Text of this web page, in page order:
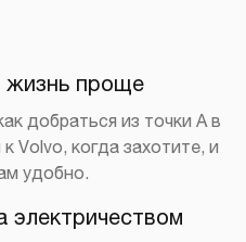
проще
добраться из точки А в
Volvo, когда захотите, и
удобно.